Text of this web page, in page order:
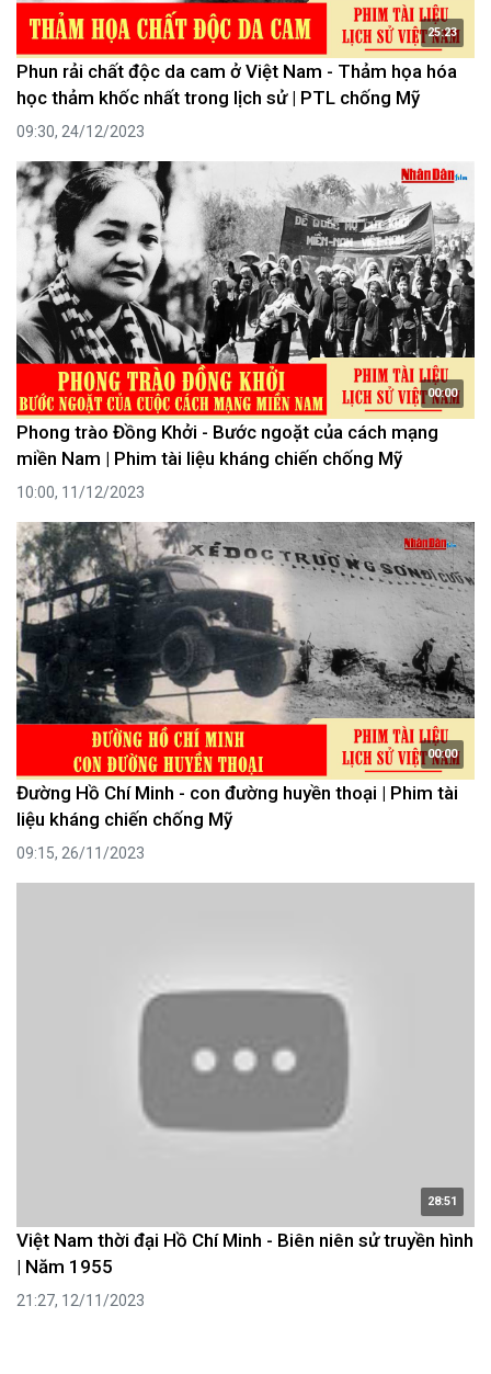
25:23
Phun rải chất độc da cam ở Việt Nam - Thảm họa hóa
học thảm khốc nhất trong lịch sử | PTL chống Mỹ
09:30, 24/12/2023
00:00
Phong trào Đồng Khởi - Bước ngoặt của cách mạng
miền Nam | Phim tài liệu kháng chiến chống Mỹ
10:00, 11/12/2023
00:00
Đường Hồ Chí Minh - con đường huyền thoại | Phim tài
liệu kháng chiến chống Mỹ
09:15, 26/11/2023
28:51
Việt Nam thời đại Hồ Chí Minh - Biên niên sử truyền hình
| Năm 1955
21:27, 12/11/2023